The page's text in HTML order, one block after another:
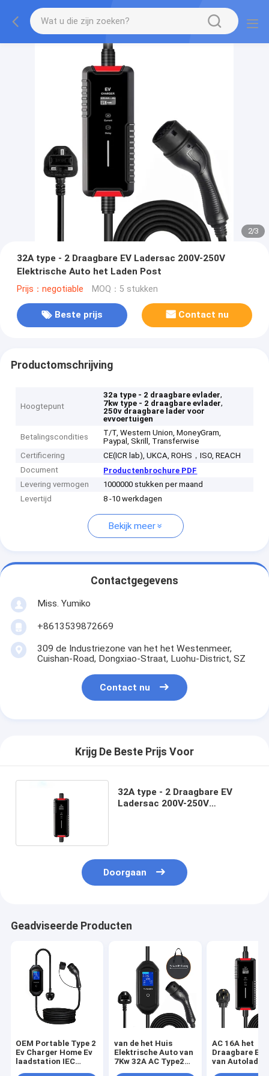
2/3
32A type - 2 Draagbare EV Ladersac 200V-250V
Elektrische Auto het Laden Post
Prijs：negotiable MOQ：5 stukken
Beste prijs Contact nu
Productomschrijving
Hoogtepunt
32a type - 2 draagbare evlader,
7kw type - 2 draagbare evlader,
250v draagbare lader voor
evvoertuigen
Betalingscondities
T/T, Western Union, MoneyGram,
Paypal, Skrill, Transferwise
Certificering
CE(ICR lab), UKCA, ROHS，ISO, REACH
Document
Productenbrochure PDF
Levering vermogen
1000000 stukken per maand
Levertijd
8 -10 werkdagen
Bekijk meer
Contactgegevens
Miss. Yumiko
+8613539872669
309 de Industriezone van het het Westenmeer,
Cuishan-Road, Dongxiao-Straat, Luohu-District, SZ
Contact nu
Krijg De Beste Prijs Voor
32A type - 2 Draagbare EV
Ladersac 200V-250V
Doorgaan
Geadviseerde Producten
OEM Portable Type 2
Ev Charger Home Ev
laadstation IEC
van de het Huis
Elektrische Auto van
7Kw 32A AC Type2
AC 16A het
Draagbare EV
van Autolader